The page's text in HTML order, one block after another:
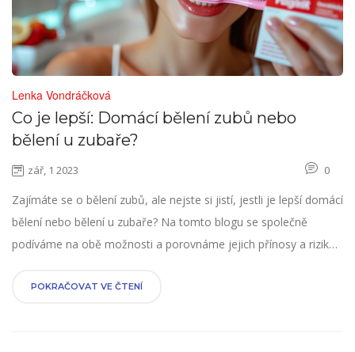
Lenka Vondráčková
Co je lepší: Domácí bělení zubů nebo
bělení u zubaře?
zář, 1 2023 0
Zajímáte se o bělení zubů, ale nejste si jistí, jestli je lepší domácí
bělení nebo bělení u zubaře? Na tomto blogu se společně
podíváme na obě možnosti a porovnáme jejich přínosy a rizika.
vás a vaši nádhernou úsměv. Protože konkrétní výsledky a
POKRAČOVAT VE ČTENÍ